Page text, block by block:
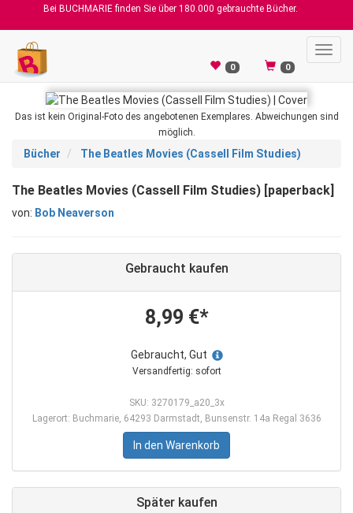
Bei BUCHMARIE finden Sie über 180.000 gebrauchte Bücher.
0 0
Das ist kein Original-Foto des angebotenen Exemplares. Abweichungen sind
möglich.
Bücher The Beatles Movies (Cassell Film Studies)
The Beatles Movies (Cassell Film Studies) [paperback]
von: Bob Neaverson
Gebraucht kaufen
8,99 €*
Gebraucht, Gut
Versandfertig: sofort
SKU: 3270179_a20_3x
Lagerort: Buchmarie, 64293 Darmstadt, Bunsenstr. 14a Regal 3636
In den Warenkorb
Später kaufen